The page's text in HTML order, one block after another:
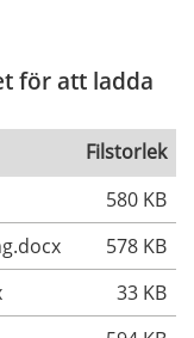
för att ladda
Filstorlek
580 KB
578 KB
33 KB